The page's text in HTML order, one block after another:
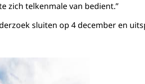
zich telkenmale van bedient.”
sluiten op 4 december en